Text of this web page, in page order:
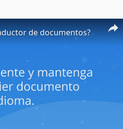
de documentos?